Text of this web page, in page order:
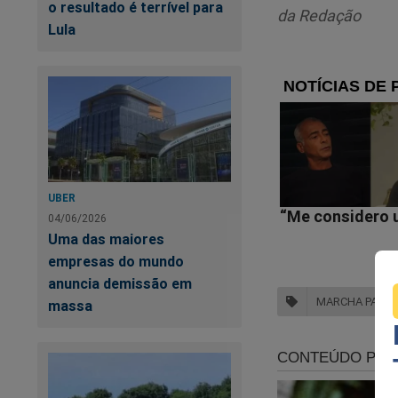
o resultado é terrível para
Lula
UBER
04/06/2026
Uma das maiores
empresas do mundo
anuncia demissão em
massa
da Redação
MARCHA PARA